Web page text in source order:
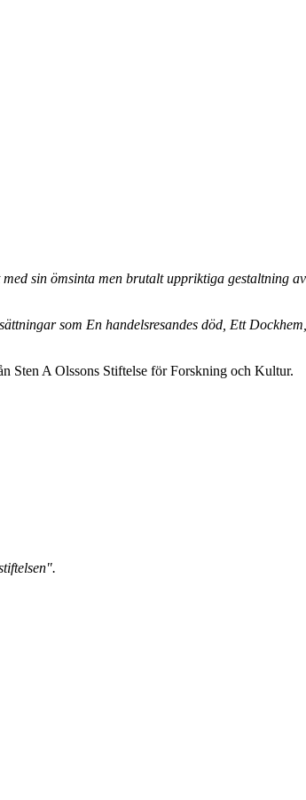
sin ömsinta men brutalt uppriktiga gestaltning
som En handelsresandes död, Ett
Sten A Olssons Stiftelse för Forskning och Kultur.